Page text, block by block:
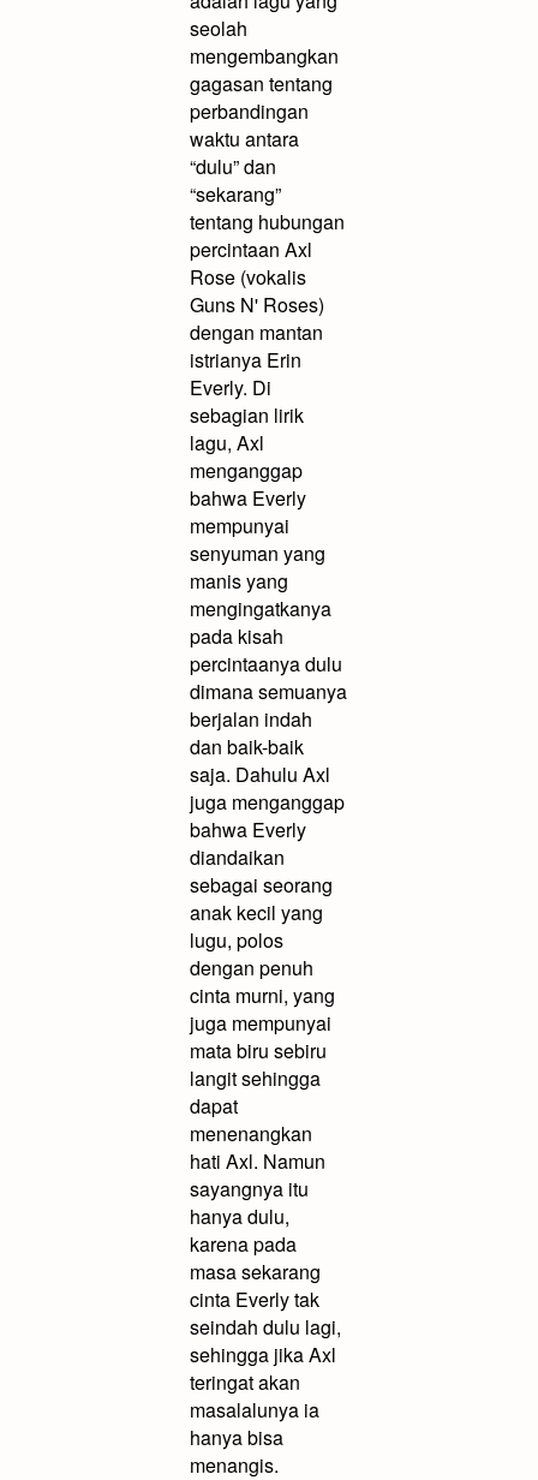
seolah
mengembangkan
gagasan tentang
perbandingan
waktu antara
“dulu” dan
“sekarang”
tentang hubungan
percintaan Axl
Rose (vokalis
Guns N' Roses)
dengan mantan
istrianya Erin
Everly. Di
sebagian lirik
lagu, Axl
menganggap
bahwa Everly
mempunyai
senyuman yang
manis yang
mengingatkanya
pada kisah
percintaanya dulu
dimana semuanya
berjalan indah
dan baik-baik
saja. Dahulu Axl
juga menganggap
bahwa Everly
diandaikan
sebagai seorang
anak kecil yang
lugu, polos
dengan penuh
cinta murni, yang
juga mempunyai
mata biru sebiru
langit sehingga
dapat
menenangkan
hati Axl. Namun
sayangnya itu
hanya dulu,
karena pada
masa sekarang
cinta Everly tak
seindah dulu lagi,
sehingga jika Axl
teringat akan
masalalunya ia
hanya bisa
menangis.